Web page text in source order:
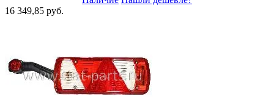
16 349,85 руб.